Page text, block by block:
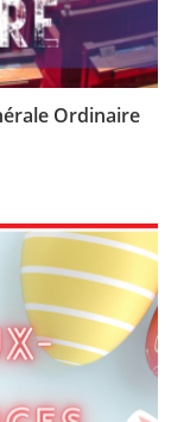
Ordinaire